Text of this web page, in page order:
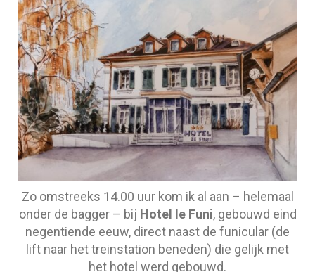
Zo omstreeks 14.00 uur kom ik al aan – helemaal
onder de bagger – bij Hotel le Funi, gebouwd eind
negentiende eeuw, direct naast de funicular (de
lift naar het treinstation beneden) die gelijk met
het hotel werd gebouwd.